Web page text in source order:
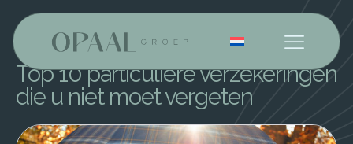
Nederlands
Top 10 particuliere verzekeringen
die u niet moet vergeten